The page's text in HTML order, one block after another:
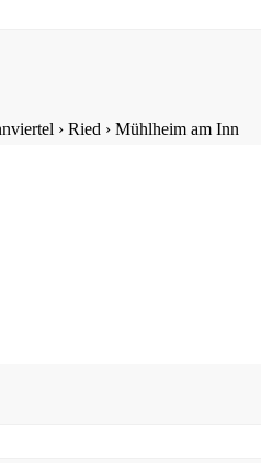
› Ried › Mühlheim am Inn